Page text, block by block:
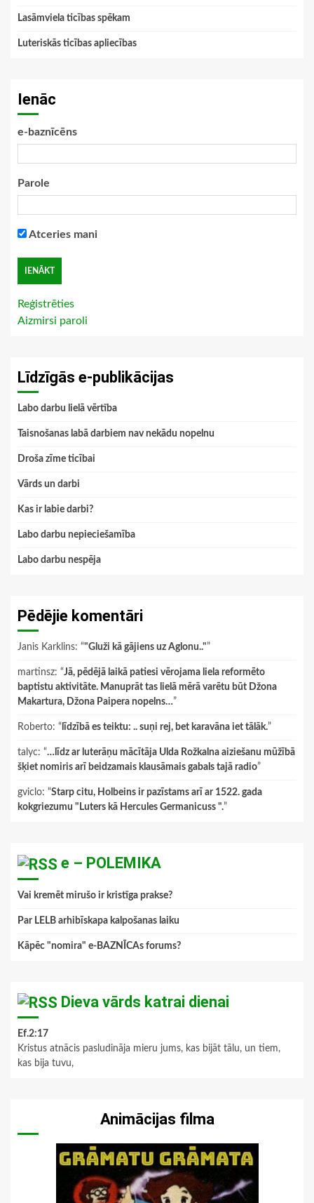
Lasāmviela ticības spēkam
Luteriskās ticības apliecības
Ienāc
e-baznīcēns
Parole
Atceries mani
Reģistrēties
Aizmirsi paroli
Līdzīgās e-publikācijas
Labo darbu lielā vērtība
Taisnošanas labā darbiem nav nekādu nopelnu
Droša zīme ticībai
Vārds un darbi
Kas ir labie darbi?
Labo darbu nepieciešamība
Labo darbu nespēja
Pēdējie komentāri
Janis Karklins: “"Gluži kā gājiens uz Aglonu.."”
martinsz: “Jā, pēdējā laikā patiesi vērojama liela reformēto
baptistu aktivitāte. Manuprāt tas lielā mērā varētu būt Džona
Makartura, Džona Paipera nopelns…”
Roberto: “ līdzībā es teiktu: .. suņi rej, bet karavāna iet tālāk.”
talyc: “…līdz ar luterāņu mācītāja Ulda Rožkalna aiziešanu mūžībā
šķiet nomiris arī beidzamais klausāmais gabals tajā radio”
gviclo: “Starp citu, Holbeins ir pazīstams arī ar 1522. gada
kokgriezumu "Luters kā Hercules Germanicuss ".”
e – POLEMIKA
Vai kremēt mirušo ir kristīga prakse?
Par LELB arhibīskapa kalpošanas laiku
Kāpēc "nomira" e-BAZNĪCAs forums?
Dieva vārds katrai dienai
Ef.2:17
Kristus atnācis pasludināja mieru jums, kas bijāt tālu, un tiem,
kas bija tuvu,
Animācijas filma